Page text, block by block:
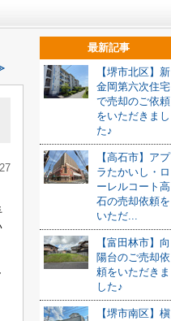
最新記事
【堺市北区】新
金岡第六次住宅
で売却のご依頼
をいただきまし
た♪
【高石市】アプ
ラたかいし・ロ
ーレルコート高
石の売却依頼を
いただ...
【富田林市】向
陽台のご売却依
頼をいただきま
した♪
【堺市南区】槇